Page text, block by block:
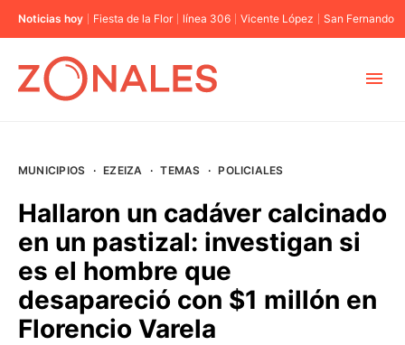
Noticias hoy Fiesta de la Flor línea 306 Vicente López San Fernando
BUENOS AIRES
PROVINCIAS
MUNICIPIOS · EZEIZA · TEMAS · POLICIALES
Hallaron un cadáver calcinado
en un pastizal: investigan si
es el hombre que
desapareció con $1 millón en
Florencio Varela